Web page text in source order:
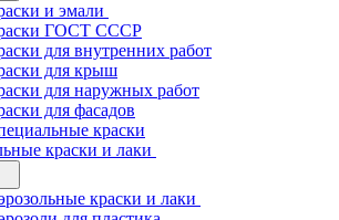
и эмали
ГОСТ СССР
для внутренних работ
для крыш
для наружных работ
для фасадов
краски
краски и лаки
краски и лаки